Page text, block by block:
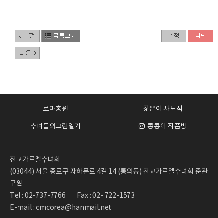
로마총원 젊은이 사도직
수녀들의그림일기 콩콩이 작품방
전교가르멜수녀회
(03044) 서울 종로구 자하문로 4길 14 (통의동) 전교가르멜수녀회 준관
구원
Tel : 02-737-7766
Fax : 02- 722-1573
E-mail : cmcorea@hanmail.net